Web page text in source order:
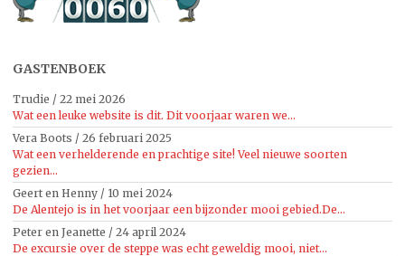
GASTENBOEK
Trudie / 22 mei 2026
Wat een leuke website is dit. Dit voorjaar waren we...
Vera Boots / 26 februari 2025
Wat een verhelderende en prachtige site! Veel nieuwe soorten
gezien...
Geert en Henny / 10 mei 2024
De Alentejo is in het voorjaar een bijzonder mooi gebied.De...
Peter en Jeanette / 24 april 2024
De excursie over de steppe was echt geweldig mooi, niet...